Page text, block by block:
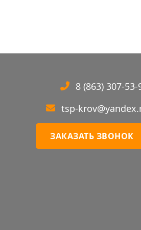
8 (863) 307-53-
tsp-
ЗАКАЗАТЬ ЗВОНОК